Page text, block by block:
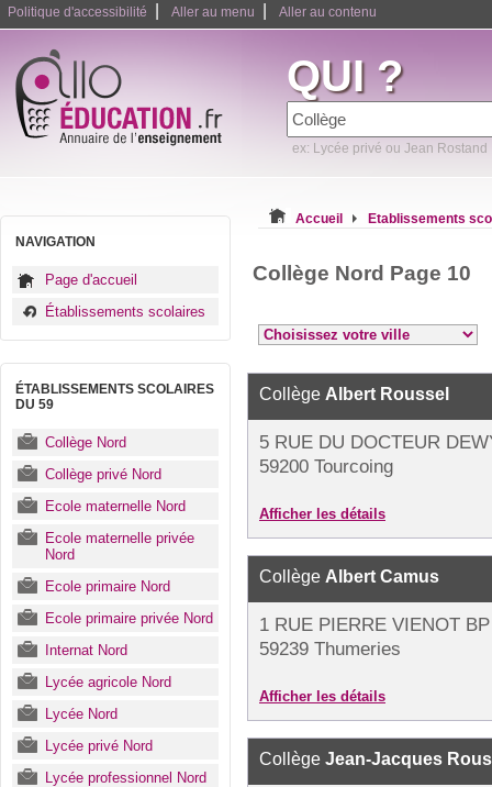
Politique d'accessibilité Aller au menu Aller au contenu
QUI ?
ex: Lycée privé ou Jean Rostand
NAVIGATION
Page d'accueil
Établissements scolaires
ÉTABLISSEMENTS SCOLAIRES
DU 59
Collège Nord
Collège privé Nord
Ecole maternelle Nord
Ecole maternelle privée
Nord
Ecole primaire Nord
Ecole primaire privée Nord
Internat Nord
Lycée agricole Nord
Lycée Nord
Lycée privé Nord
Lycée professionnel Nord
Accueil Etablissements
Collège Nord Page 10
Collège Albert Roussel
5 RUE DU DOCTEUR
59200 Tourcoing
Afficher les détails
Collège Albert Camus
1 RUE PIERRE VIENOT
59239 Thumeries
Afficher les détails
Collège Jean-Jacques